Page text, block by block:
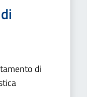
di